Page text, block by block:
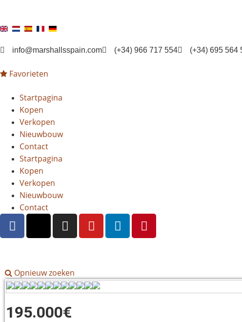
info@marshallsspain.com (+34) 966 717 554 (+34) 695 564
Favorieten
Startpagina
Kopen
Verkopen
Nieuwbouw
Contact
Startpagina
Kopen
Verkopen
Nieuwbouw
Contact
Opnieuw zoeken
195.000€